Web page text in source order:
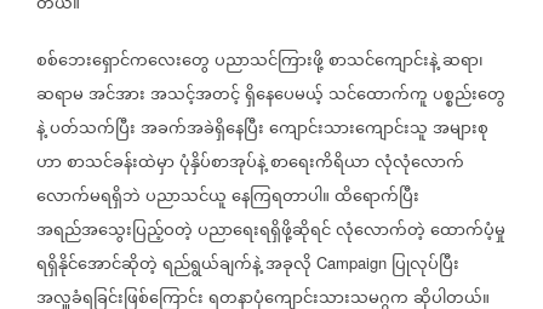
စစ်ဘေးရှောင်ကလေးတွေပညာသင်ကြားဖို့စာသင်ကျောင်းနဲ့ဆရာ၊
ဆရာမအင်အားအသင့်အတင့်ရှိနေပေမယ့် သင်ထောက်ကူပစ္စည်းတွေ
နဲ့ပတ်သက်ပြီးအခက်အခဲရှိနေပြီးကျောင်းသားကျောင်းသူအများစု
ဟာစာသင်ခန်းထဲမှာပုံနှိပ်စာအုပ်နဲ့စာရေးကိရိယာလုံလုံလောက်
လောက်မရရှိဘဲပညာသင်ယူနေကြရတာပါ။ထိရောက်ပြီး
အရည်အသွေးပြည့်ဝတဲ့ပညာရေးရရှိဖို့ဆိုရင်လုံလောက်တဲ့ထောက်ပံ့မှု
ရရှိနိုင်အောင်ဆိုတဲ့ရည်ရွယ်ချက်နဲ့အခုလို Campaign ပြုလုပ်ပြီး
အလှူခံရခြင်းဖြစ်ကြောင်းရတနာပုံကျောင်းသားသမဂ္ဂကဆိုပါတယ်။